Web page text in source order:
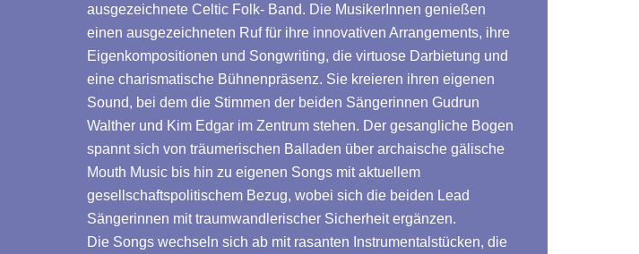
ausgezeichnete Celtic Folk- Band. Die MusikerInnen genießen
einen ausgezeichneten Ruf für ihre innovativen Arrangements, ihre
Eigenkompositionen und Songwriting, die virtuose Darbietung und
eine charismatische Bühnenpräsenz. Sie kreieren ihren eigenen
Sound, bei dem die Stimmen der beiden Sängerinnen Gudrun
Walther und Kim Edgar im Zentrum stehen. Der gesangliche Bogen
spannt sich von träumerischen Balladen über archaische gälische
Mouth Music bis hin zu eigenen Songs mit aktuellem
gesellschaftspolitischem Bezug, wobei sich die beiden Lead
Sängerinnen mit traumwandlerischer Sicherheit ergänzen.
Die Songs wechseln sich ab mit rasanten Instrumentalstücken, die